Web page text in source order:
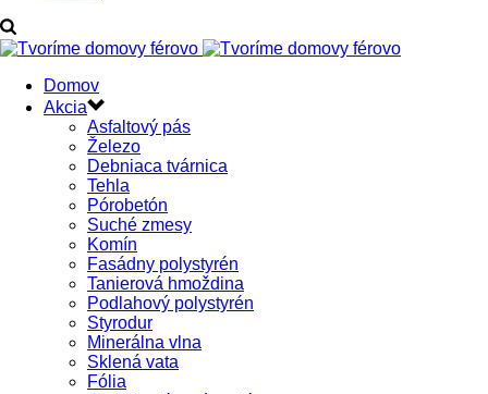
Domov
Akcia
Asfaltový pás
Železo
Debniaca tvárnica
Tehla
Pórobetón
Suché zmesy
Komín
Fasádny polystyrén
Tanierová hmoždina
Podlahový polystyrén
Styrodur
Minerálna vlna
Sklená vata
Fólia